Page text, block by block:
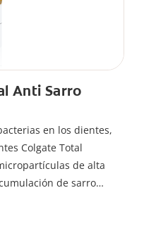
Anti Sarro
en los dientes,
Colgate Total
de alta
de sarro